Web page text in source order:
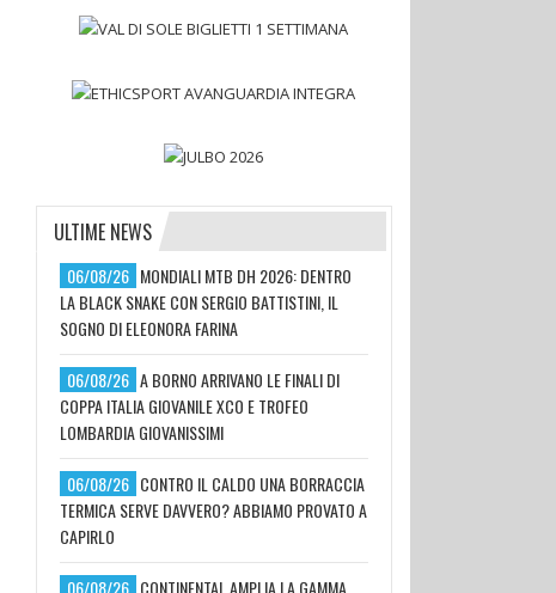
ULTIME NEWS
06/08/26 MONDIALI MTB DH 2026: DENTRO
LA BLACK SNAKE CON SERGIO BATTISTINI, IL
SOGNO DI ELEONORA FARINA
06/08/26 A BORNO ARRIVANO LE FINALI DI
COPPA ITALIA GIOVANILE XCO E TROFEO
LOMBARDIA GIOVANISSIMI
06/08/26 CONTRO IL CALDO UNA BORRACCIA
TERMICA SERVE DAVVERO? ABBIAMO PROVATO A
CAPIRLO
06/08/26 CONTINENTAL AMPLIA LA GAMMA